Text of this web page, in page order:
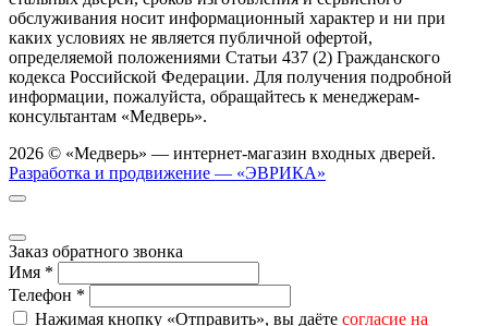
обслуживания носит информационный характер и ни при
каких условиях не является публичной офертой,
определяемой положениями Статьи 437 (2) Гражданского
кодекса Российской Федерации. Для получения подробной
информации, пожалуйста, обращайтесь к менеджерам-
консультантам «Медверь».
2026 © «Медверь» — интернет-магазин входных дверей.
Разработка и продвижение — «ЭВРИКА»
Заказ обратного звонка
Имя *
Телефон *
Нажимая кнопку «Отправить», вы даёте согласие на